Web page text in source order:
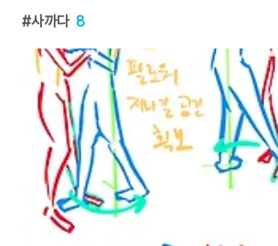
사까다 8